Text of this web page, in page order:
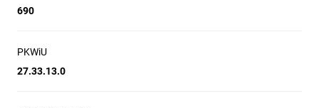
690
PKWiU
27.33.13.0